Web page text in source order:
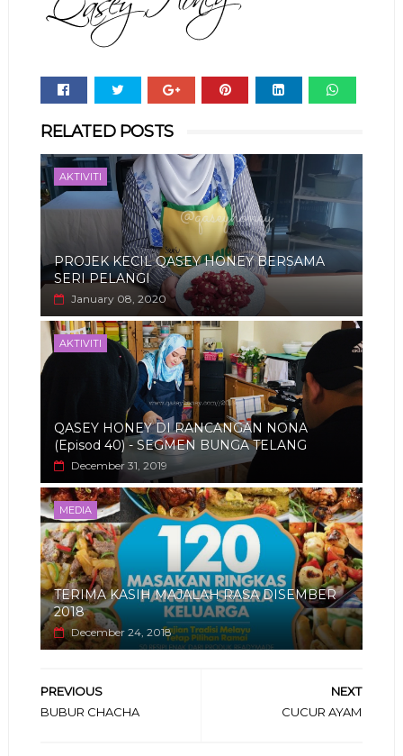
RELATED POSTS
AKTIVITI
PROJEK KECIL QASEY HONEY BERSAMA
SERI PELANGI
January 08, 2020
AKTIVITI
QASEY HONEY DI RANCANGAN NONA
(Episod 40) - SEGMEN BUNGA TELANG
December 31, 2019
MEDIA
TERIMA KASIH MAJALAH RASA DISEMBER
2018
December 24, 2018
NEXT
CUCUR AYAM
PREVIOUS
BUBUR CHACHA